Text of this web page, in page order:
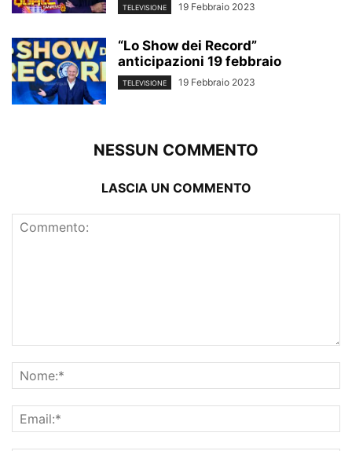
TELEVISIONE 19 Febbraio 2023
“Lo Show dei Record”
anticipazioni 19 febbraio
TELEVISIONE 19 Febbraio 2023
NESSUN COMMENTO
LASCIA UN COMMENTO